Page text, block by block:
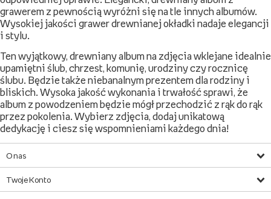
Wspomnienia - warto je gromadzić i utrwalać w
odpowiedniej oprawie. Elegancki, drewniany album z
grawerem z pewnością wyróżni się na tle innych albumów.
Wysokiej jakości grawer drewnianej okładki nadaje elegancji
i stylu.
Ten wyjątkowy, drewniany album na zdjęcia wklejane idealnie
upamiętni ślub, chrzest, komunię, urodziny czy rocznicę
ślubu. Będzie także niebanalnym prezentem dla rodziny i
bliskich. Wysoka jakość wykonania i trwałość sprawi, że
album z powodzeniem będzie mógł przechodzić z rąk do rąk
przez pokolenia. Wybierz zdjęcia, dodaj unikatową
O nas